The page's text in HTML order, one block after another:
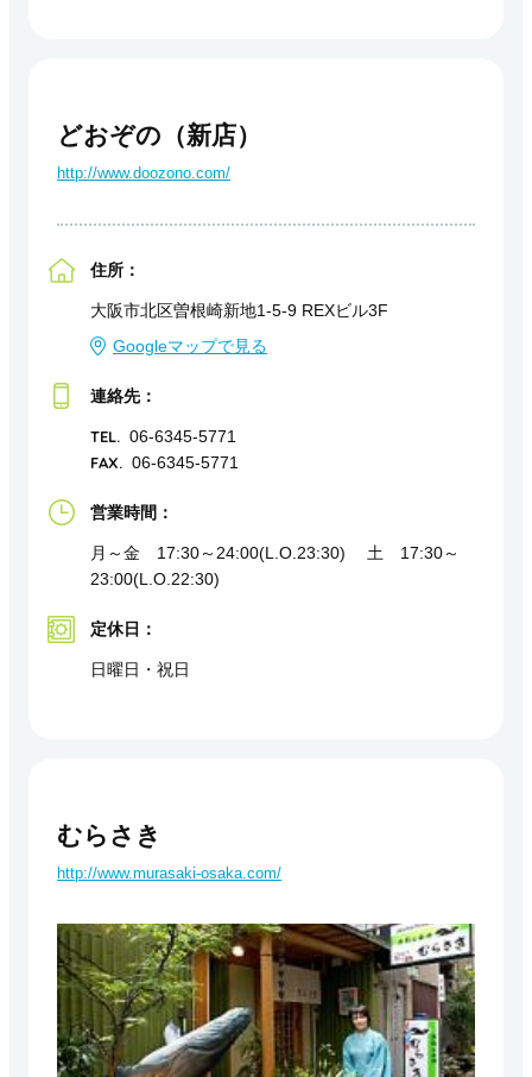
どおぞの（新店）
http://www.doozono.com/
住所：
大阪市北区曽根崎新地1-5-9 REXビル3F
Googleマップで見る
連絡先：
TEL. 06-6345-5771
FAX. 06-6345-5771
営業時間：
月～金 17:30～24:00(L.O.23:30) 土 17:30～
23:00(L.O.22:30)
定休日：
日曜日・祝日
むらさき
http://www.murasaki-osaka.com/